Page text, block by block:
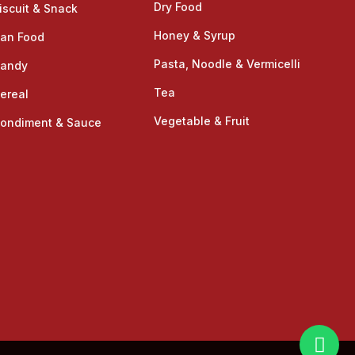
& Snack
Food
& Sauce
Dry Food
Honey & Syrup
Pasta, Noodle & Vermicelli
Tea
Vegetable & Fruit